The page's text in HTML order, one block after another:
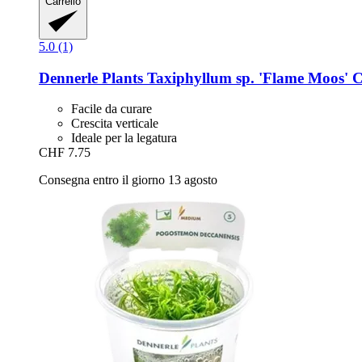
5.0 (1)
Dennerle Plants Taxiphyllum sp. 'Flame Moos'
Facile da curare
Crescita verticale
Ideale per la legatura
CHF 7.75
Consegna entro il giorno 13 agosto